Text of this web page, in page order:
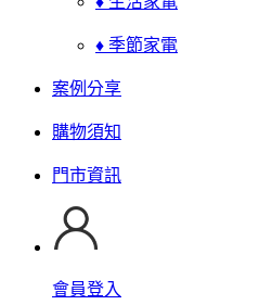
♦ 季節家電
案例分享
購物須知
門市資訊
會員登入